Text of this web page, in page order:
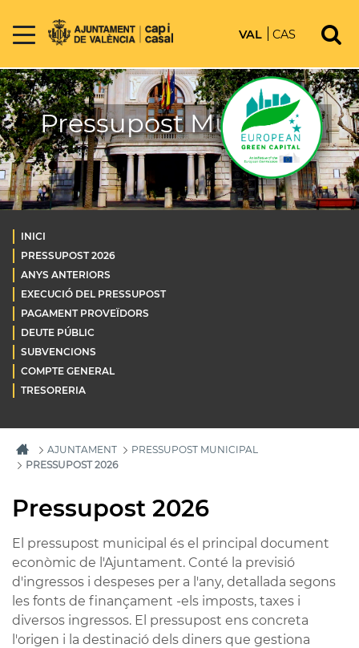
VAL CAS
Pressupost Municipal
INICI
PRESSUPOST 2026
ANYS ANTERIORS
EXECUCIÓ DEL PRESSUPOST
PAGAMENT PROVEÏDORS
DEUTE PÚBLIC
SUBVENCIONS
COMPTE GENERAL
TRESORERIA
AJUNTAMENT
PRESSUPOST MUNICIPAL
PRESSUPOST 2026
Pressupost 2026
El pressupost municipal és el principal document
econòmic de l'Ajuntament. Conté la previsió
d'ingressos i despeses per a l'any, detallada segons
les fonts de finançament -els imposts, taxes i
diversos ingressos. El pressupost ens concreta
l'origen i la destinació dels diners que gestiona